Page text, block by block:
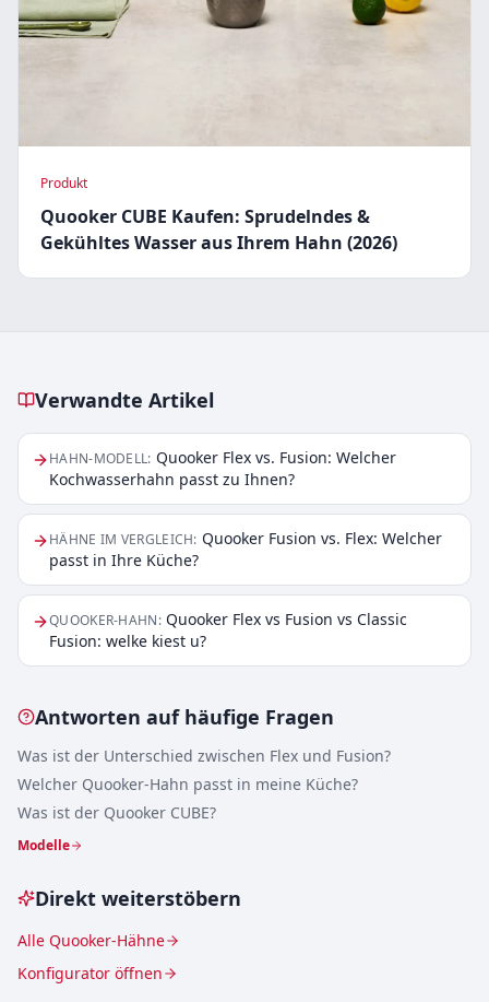
Produkt
Quooker CUBE Kaufen: Sprudelndes &
Gekühltes Wasser aus Ihrem Hahn (2026)
Verwandte Artikel
Verwandte Artikel
HAHN-MODELL: Quooker Flex vs. Fusion: Welcher
Kochwasserhahn passt zu Ihnen?
HÄHNE IM VERGLEICH: Quooker Fusion vs. Flex: Welcher
passt in Ihre Küche?
QUOOKER-HAHN: Quooker Flex vs Fusion vs Classic
Fusion: welke kiest u?
Antworten auf häufige Fragen
Was ist der Unterschied zwischen Flex und Fusion?
Welcher Quooker-Hahn passt in meine Küche?
Was ist der Quooker CUBE?
Modelle
Direkt weiterstöbern
Alle Quooker-Hähne
Konfigurator öffnen